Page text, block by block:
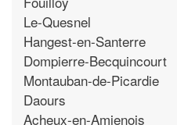
Le-Quesnel
Hangest-en-Santerre
Dompierre-Becquincourt
Montauban-de-Picardie
Daours
Acheux-en-Amienois